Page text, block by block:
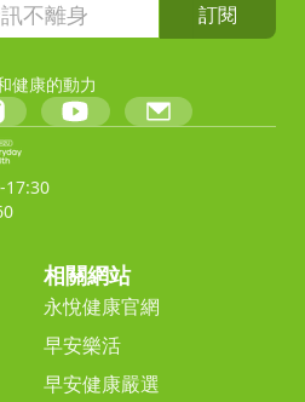
訂閱
健康的動力
17:30
相關網站
永悅健康官網
早安樂活
早安健康嚴選